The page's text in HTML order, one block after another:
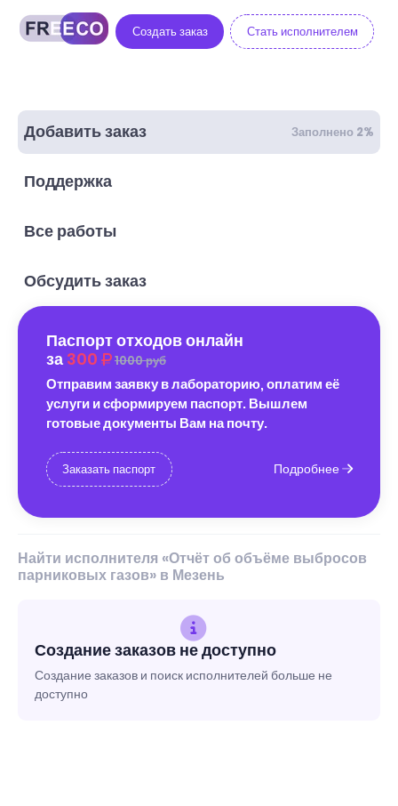
Создать заказ Стать исполнителем
Добавить заказ Заполнено 2%
Поддержка
Все работы
Обсудить заказ
Паспорт отходов онлайн
за 300 1000 руб
Отправим заявку в лабораторию, оплатим её
услуги и сформируем паспорт. Вышлем
готовые документы Вам на почту.
Заказать паспорт Подробнее
Найти исполнителя «Отчёт об объёме выбросов
парниковых газов» в Мезень
Создание заказов не доступно
Создание заказов и поиск исполнителей больше не
доступно